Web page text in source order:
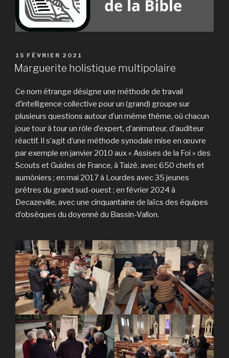
PUBLIÉ
LE
15 FÉVRIER 2021
Marguerite holistique multipolaire
Ce nom étrange désigne une méthode de travail
d’intelligence collective pour un (grand) groupe sur
plusieurs questions autour d’un même thème, où chacun
joue tour à tour un rôle d’expert, d’animateur, d’auditeur
réactif. Il s’agit d’une méthode synodale mise en œuvre
par exemple en janvier 2010 aux « Assises de la Foi » des
Scouts et Guides de France, à Taizé, avec 650 chefs et
aumôniers ; en mai 2017 à Lourdes avec 35 jeunes
prêtres du grand sud-ouest ; en février 2024 à
Decazeville, avec une cinquantaine de laïcs des équipes
d’obsèques du doyenné du Bassin-Vallon.